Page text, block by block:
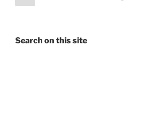
pagination
page
Search on this site